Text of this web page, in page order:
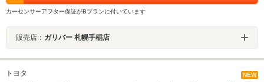
カーセンサーアフター保証がBプランに付いています
販売店： ガリバー 札幌手稲店
トヨタ NEW